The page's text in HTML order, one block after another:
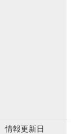
情報更新日